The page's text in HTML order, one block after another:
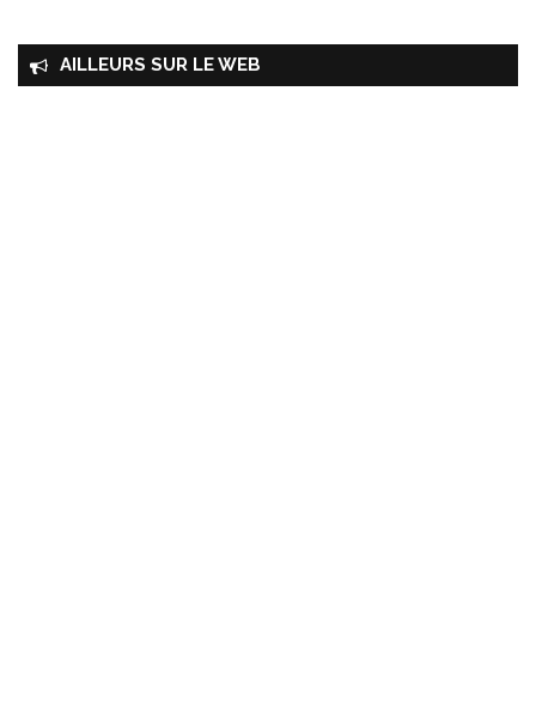
AILLEURS SUR LE WEB